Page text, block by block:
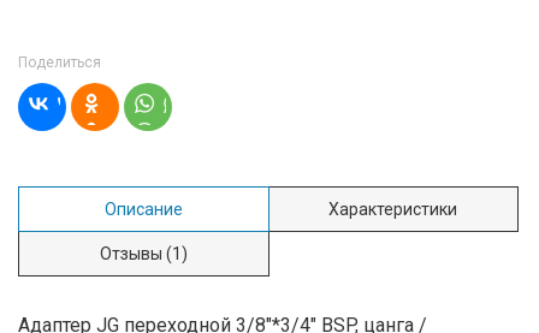
Поделиться
Описание Характеристики
Отзывы (1)
Адаптер JG переходной 3/8"*3/4" BSP, цанга /